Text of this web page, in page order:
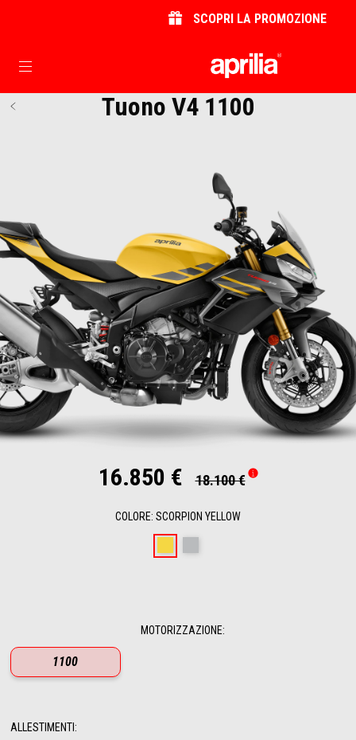
SCOPRI LA PROMOZIONE
Vai al contenuto principale
Tuono V4 1100
16.850 € 18.100 €
COLORE: SCORPION YELLOW
MOTORIZZAZIONE:
1100
ALLESTIMENTI :